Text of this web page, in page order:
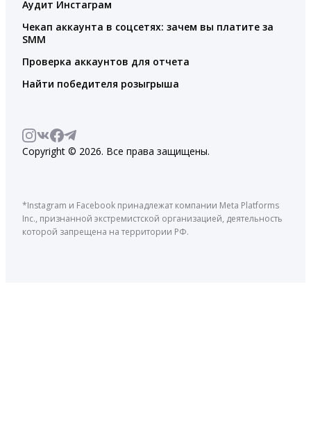
Аудит Инстаграм
Чекап аккаунта в соцсетях: зачем вы платите за
SMM
Проверка аккаунтов для отчета
Найти победителя розыгрыша
Copyright © 2026. Все права защищены.
*Instagram и Facebook принадлежат компании Meta Platforms
Inc., признанной экстремистской организацией, деятельность
которой запрещена на территории РФ.